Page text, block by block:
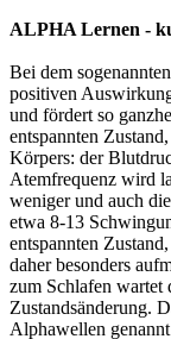
ALPHA Lernen -
Bei dem
positiven
und fördert so
entspannten
Körpers: der
Atemfrequenz wird
weniger und auch
etwa 8-13
entspannten
daher besonders
zum Schlafen wartet
Zustandsänderung.
Alphawellen